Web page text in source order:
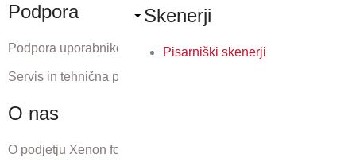
Skenerji
Pisarniški skenerji
Podpora
Podpora uporabnikom
Servis in tehnična podpora
O nas
O podjetju Xenon forte